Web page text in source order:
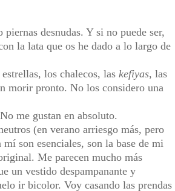
desnudas. Y si no puede ser,
la lata que os he dado a lo largo de
los chalecos, las kefiyas, las
morir pronto. No los considero una
me gustan en absoluto.
(en verano arriesgo más, pero
son esenciales, son la base de mi
Me parecen mucho más
un vestido despampanante y
ir bicolor. Voy casando las prendas